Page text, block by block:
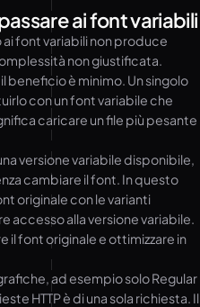
ai font variabili
ai font variabili non produce
non giustificata.
beneficio è minimo. Un singolo
con un font variabile che
caricare un file più pesante
versione variabile disponibile,
cambiare il font. In questo
originale con le varianti
accesso alla versione variabile.
il font originale e ottimizzare in
ad esempio solo Regular
HTTP è di una sola richiesta. Il